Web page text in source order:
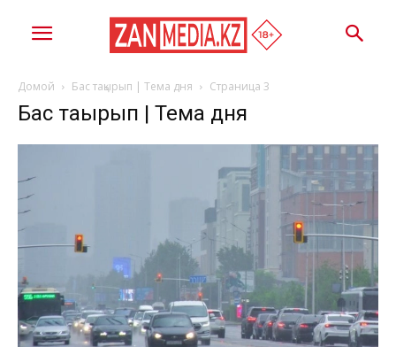
Домой Бас тақырып | Тема дня Страница 3
Бас тақырып | Тема дня